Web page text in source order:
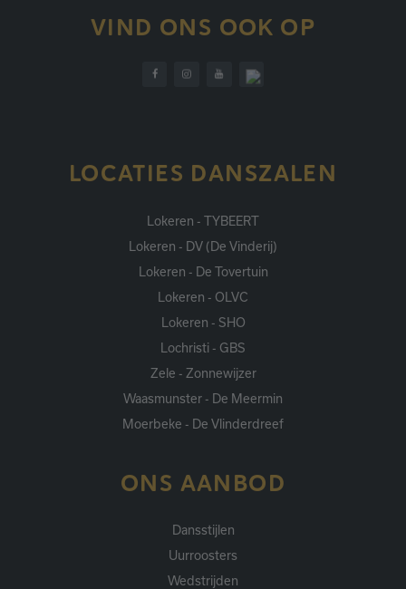
VIND ONS OOK OP
LOCATIES DANSZALEN
Lokeren - TYBEERT
Lokeren - DV (De Vinderij)
Lokeren - De Tovertuin
Lokeren - OLVC
Lokeren - SHO
Lochristi - GBS
Zele - Zonnewijzer
Waasmunster - De Meermin
Moerbeke - De Vlinderdreef
ONS AANBOD
Dansstijlen
Uurroosters
Wedstrijden